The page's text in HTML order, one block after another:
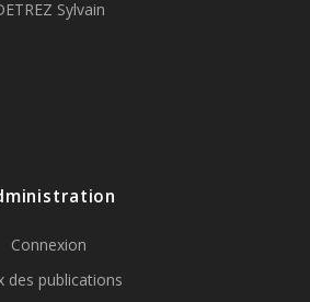
Sylvain
Connexion
des publications